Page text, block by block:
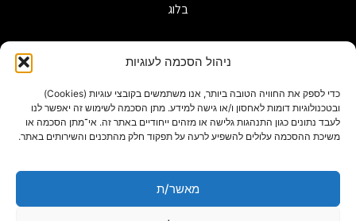
ניהול הסכמה לעוגיות
כדי לספק את החוויה הטובה ביותר, אנו משתמשים בקובצי עוגיות (Cookies)
ובטכנולוגיות דומות לאחסון ו/או גישה למידע. מתן הסכמה לשימוש זה יאפשר לנו
לעבד נתונים כגון התנהגות גלישה או מזהים ייחודיים באתר זה. אי־מתן הסכמה או
משיכת ההסכמה עלולים להשפיע לרעה על תפקוד חלק מהתכנים והשירותים באתר.
מאשר/ת
בלוג
powered by adactive